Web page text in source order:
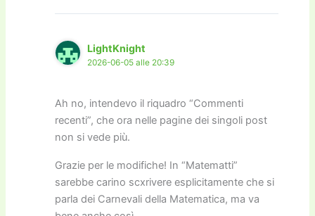
LightKnight
2026-06-05 alle 20:39
Ah no, intendevo il riquadro “Commenti
recenti”, che ora nelle pagine dei singoli post
non si vede più.
Grazie per le modifiche! In “Matematti”
sarebbe carino scxrivere esplicitamente che si
parla dei Carnevali della Matematica, ma va